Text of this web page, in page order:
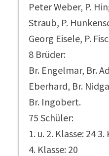
Peter Weber, P.
Straub, P.
Georg Eisele, P.
8 Brüder:
Br. Engelmar, Br.
Eberhard, Br.
Br. Ingobert.
75 Schüler:
1. u. 2. Klasse: 24 3.
4. Klasse: 20